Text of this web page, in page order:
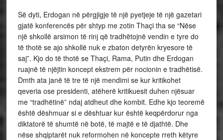
Së dyti, Erdogan në përgjigje të një pyetjeje të një gazetari
gjatë konferencës për shtyp me zotin Thaçi tha se “Nëse
një shkollë arsimon të rinj që tradhëtojnë vendin e tyre do
të thotë se ajo shkollë nuk e zbaton detyrën kryesore të
saj”. Kjo do të thotë se Thaçi, Rama, Putin dhe Erdogan
ruajnë të njëjtin koncept ekstrem për nocionin e tradhëtisë.
Dmth ata janë të tre të një mendimi se kur kritikohet
qeveria ose presidenti, atëherë kritikuesit duhen njësuar
me “tradhëtinë” ndaj atdheut dhe kombit. Edhe kjo teoremë
është dëshmuar si e dështuar kur është keqpërdorur nga
diktatorë të shumtë në botë, të majtë e të djathtë. Dhe
nëse shqiptarët nuk reformohen në koncepte rreth këtyre